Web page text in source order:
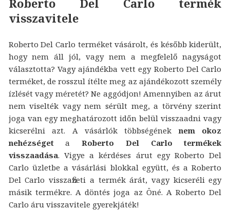
visszavitele
Roberto Del Carlo terméket vásárolt, és később kiderült,
hogy nem áll jól, vagy nem a megfelelő nagyságot
választotta? Vagy ajándékba vett egy Roberto Del Carlo
terméket, de rosszul ítélte meg az ajándékozott személy
ízlését vagy méretét? Ne aggódjon! Amennyiben az árut
nem viselték vagy nem sérült meg, a törvény szerint
joga van egy meghatározott időn belül visszaadni vagy
kicserélni azt. A vásárlók többségéneknem okoz
nehézségetaRoberto Del Carlo termékek
visszaadása. Vigye a kérdéses árut egy Roberto Del
Carlo üzletbe a vásárlási blokkal együtt, és a Roberto
Del Carlo visszafizeti a termék árát, vagy kicseréli egy
másik termékre. A döntés joga az Öné. A Roberto Del
Carlo áru visszavitele gyerekjáték!